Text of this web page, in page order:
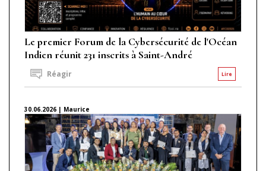
Le premier Forum de la Cybersécurité de l'Océan
Indien réunit 231 inscrits à Saint-André
Lire
Réagir
30.06.2026 | Maurice